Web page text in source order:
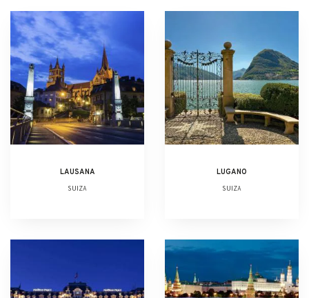
LAUSANA
SUIZA
LUGANO
SUIZA